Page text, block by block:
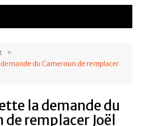
du Cameroun de remplacer
la demande du
remplacer Joël